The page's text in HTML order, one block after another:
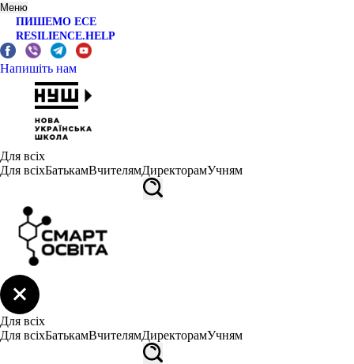
Меню
ПИШЕМО ЕСЕ
RESILIENCE.HELP
Напишіть нам
Для всіх
Для всіхБатькамВчителямДиректорамУчням
Для всіх
Для всіхБатькамВчителямДиректорамУчням